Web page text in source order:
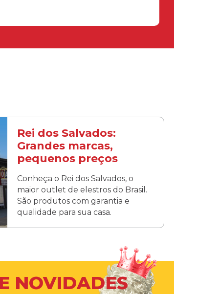
Rei dos Salvados:
Grandes marcas,
pequenos preços
Conheça o Rei dos Salvados, o
maior outlet de elestros do Brasil.
São produtos com garantia e
qualidade para sua casa.
NOVIDADES